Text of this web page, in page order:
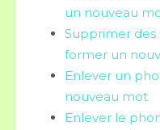
un nouveau
Supprimer des
former un
Enlever un
nouveau mot
Enlever le